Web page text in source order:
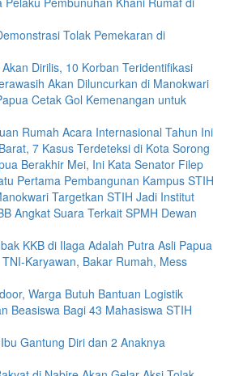
Tolak Pemekaran di
Dirilis, 10 Korban Teridentifikasi
Akan Diluncurkan di Manokwari
Cetak Gol Kemenangan untuk
Rumah Acara Internasional Tahun Ini
7 Kasus Terdeteksi di Kota Sorong
Berakhir Mei, Ini Kata Senator Filep
Pertama Pembangunan Kampus STIH
Targetkan STIH Jadi Institut
Angkat Suara Terkait SPMH Dewan
KKB di Ilaga Adalah Putra Asli Papua
Karyawan, Bakar Rumah, Mess
Warga Butuh Bantuan Logistik
Beasiswa Bagi 43 Mahasiswa STIH
Gantung Diri dan 2 Anaknya